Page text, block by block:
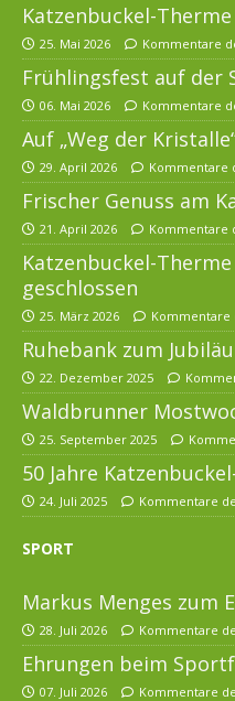
Katzenbuckel-
25. Mai 2026 Kommentare
Frühlingsfest auf der
06. Mai 2026 Kommentare
Auf „Weg der
29. April 2026 Kommentare
Frischer Genuss am
21. April 2026 Kommentare
Katzenbuckel-
geschlossen
25. März 2026
Ruhebank zum
22. Dezember 2025
Waldbrunner
25. September 2025
50 Jahre
24. Juli 2025 Kommentare
SPORT
Markus Menges zum
28. Juli 2026 Kommentare
Ehrungen beim
07. Juli 2026 Kommentare